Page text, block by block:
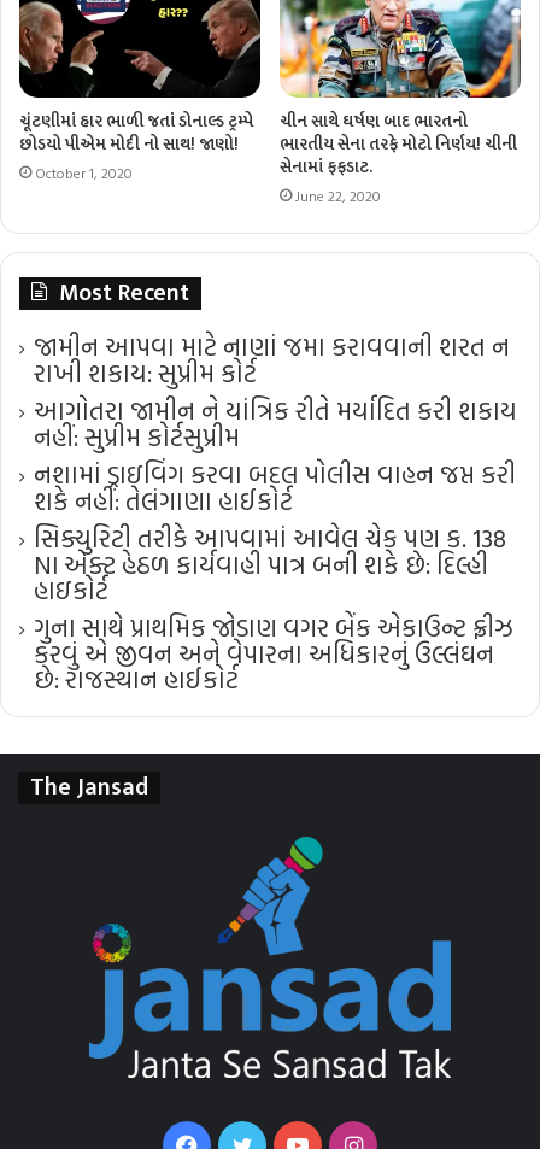
ચૂંટણીમાં હાર ભાળી જતાં ડોનાલ્ડ ટ્રમ્પે
છોડયો પીએમ મોદી નો સાથ! જાણો!
October 1, 2020
ચીન સાથે ઘર્ષણ બાદ ભારતનો
ભારતીય સેના તરફે મોટો નિર્ણય! ચીની
સેનામાં ફફડાટ.
June 22, 2020
Most Recent
જામીન આપવા માટે નાણાં જમા કરાવવાની શરત ન
રાખી શકાય: સુપ્રીમ કોર્ટ
આગોતરા જામીન ને યાંત્રિક રીતે મર્યાદિત કરી શકાય
નહીં: સુપ્રીમ કોર્ટ​સુપ્રીમ
નશામાં ડ્રાઇવિંગ કરવા બદલ પોલીસ વાહન જપ્ત કરી
શકે નહીં: તેલંગાણા હાઈકોર્ટ
સિક્યુરિટી તરીકે આપવામાં આવેલ ચેક પણ ક. 138
NI એક્ટ હેઠળ કાર્યવાહી પાત્ર બની શકે છે: દિલ્હી
હાઇકોર્ટ
ગુના સાથે પ્રાથમિક જોડાણ વગર બેંક એકાઉન્ટ ફ્રીઝ
કરવું એ જીવન અને વેપારના અધિકારનું ઉલ્લંઘન
છે: રાજસ્થાન હાઈકોર્ટ
The Jansad